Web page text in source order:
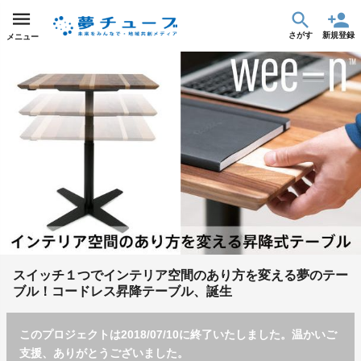
メニュー さがす 新規登録
スイッチ１つでインテリア空間のあり方を変える夢のテー
ブル！コードレス昇降テーブル、誕生
このプロジェクトは2018/07/10に終了いたしました。温かいご
支援、ありがとうございました。